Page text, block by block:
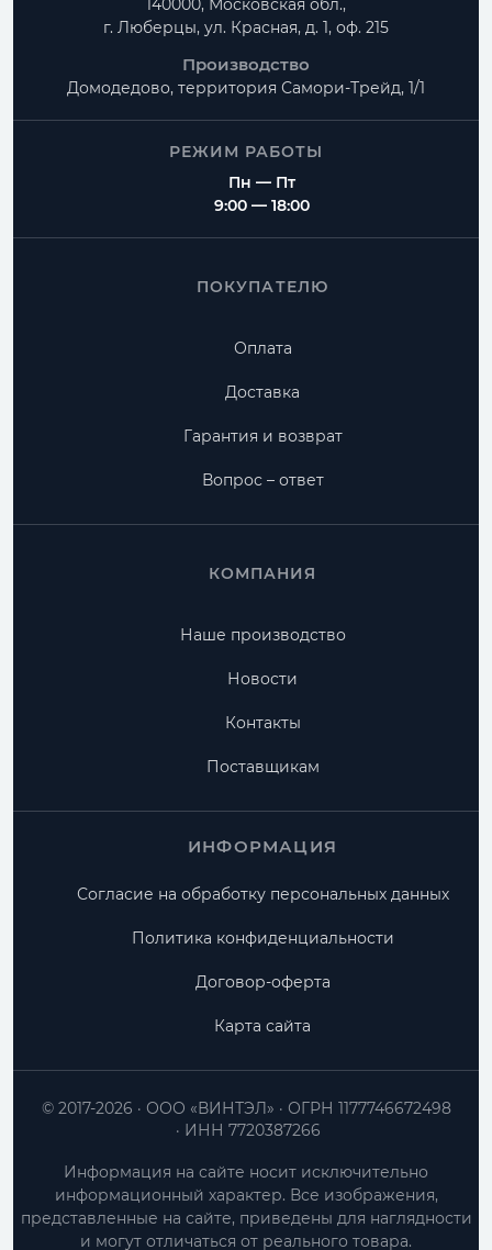
140000, Московская обл.,
г. Люберцы, ул. Красная, д. 1, оф. 215
Производство
Домодедово, территория Самори-Трейд, 1/1
РЕЖИМ РАБОТЫ
Пн — Пт
9:00 — 18:00
ПОКУПАТЕЛЮ
Оплата
Доставка
Гарантия и возврат
Вопрос – ответ
КОМПАНИЯ
Наше производство
Новости
Контакты
Поставщикам
ИНФОРМАЦИЯ
Согласие на обработку персональных данных
Политика конфиденциальности
Договор-оферта
Карта сайта
ООО «ВИНТЭЛ»
ОГРН 1177746672498
ИНН 7720387266
© 2017-2026
Информация на сайте носит исключительно
информационный характер. Все изображения,
представленные на сайте, приведены для наглядности
и могут отличаться от реального товара.